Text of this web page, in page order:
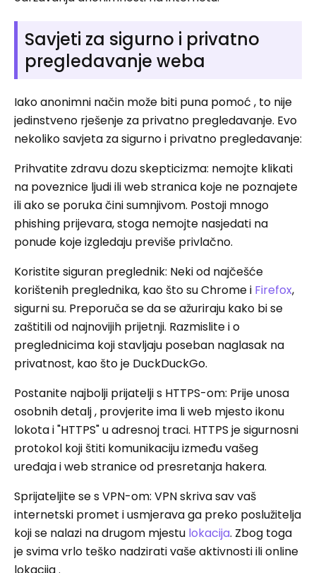
Savjeti za sigurno i privatno
pregledavanje weba
Iako anonimni način može biti puna pomoć , to nije
jedinstveno rješenje za privatno pregledavanje. Evo
nekoliko savjeta za sigurno i privatno pregledavanje:
Prihvatite zdravu dozu skepticizma: nemojte klikati
na poveznice ljudi ili web stranica koje ne poznajete
ili ako se poruka čini sumnjivom. Postoji mnogo
phishing prijevara, stoga nemojte nasjedati na
ponude koje izgledaju previše privlačno.
Koristite siguran preglednik: Neki od najčešće
korištenih preglednika, kao što su Chrome i Firefox,
sigurni su. Preporuča se da se ažuriraju kako bi se
zaštitili od najnovijih prijetnji. Razmislite i o
preglednicima koji stavljaju poseban naglasak na
privatnost, kao što je DuckDuckGo.
Postanite najbolji prijatelji s HTTPS-om: Prije unosa
osobnih detalj , provjerite ima li web mjesto ikonu
lokota i "HTTPS" u adresnoj traci. HTTPS je sigurnosni
protokol koji štiti komunikaciju između vašeg
uređaja i web stranice od presretanja hakera.
Sprijateljite se s VPN-om: VPN skriva sav vaš
internetski promet i usmjerava ga preko poslužitelja
koji se nalazi na drugom mjestu lokacija. Zbog toga
je svima vrlo teško nadzirati vaše aktivnosti ili online
lokacija .